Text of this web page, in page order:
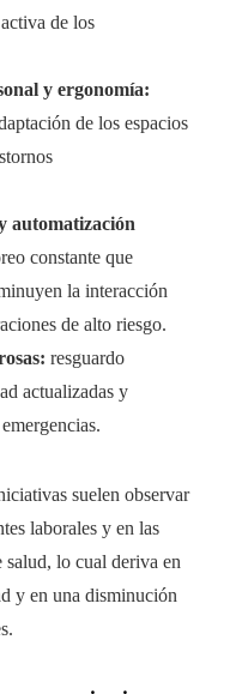
de los
y ergonomía:
de los espacios
automatización
constante que
la interacción
de alto riesgo.
resguardo
actualizadas y
suelen observar
laborales y en las
salud, lo cual deriva en
y en una disminución